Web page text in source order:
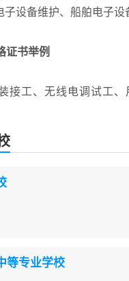
子设备维护、船舶电子设
证书举例
工、无线电调试工、
等专业学校